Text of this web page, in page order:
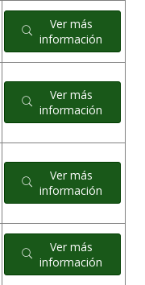
Ver más
información
Ver más
información
Ver más
información
Ver más
información